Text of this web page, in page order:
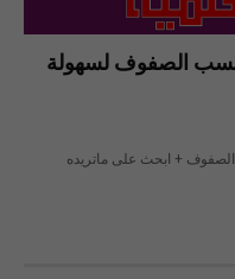
حسب الصفوف لسهولة
+ ابحث على ماتريده